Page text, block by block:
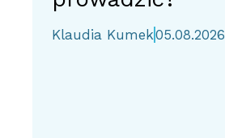
Klaudia Kumek05.08.2026